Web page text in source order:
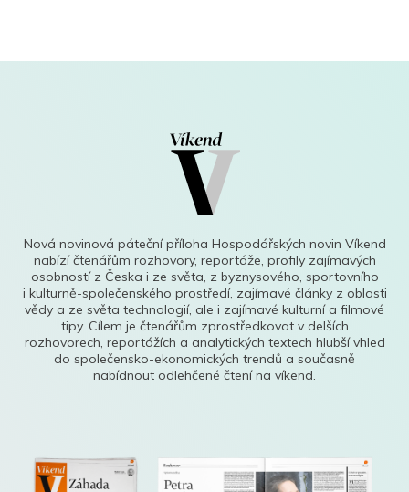
Nová novinová páteční příloha Hospodářských novin Víkend
nabízí čtenářům rozhovory, reportáže, profily zajímavých
osobností z Česka i ze světa, z byznysového, sportovního
i kulturně-společenského prostředí, zajímavé články z oblasti
vědy a ze světa technologií, ale i zajímavé kulturní a filmové
tipy. Cílem je čtenářům zprostředkovat v delších
rozhovorech, reportážích a analytických textech hlubší vhled
do společensko-ekonomických trendů a současně
nabídnout odlehčené čtení na víkend.